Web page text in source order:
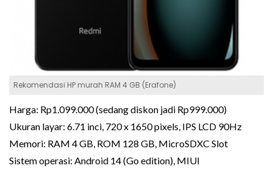
Rekomendasi HP murah RAM 4 GB (Erafone)
Harga: Rp1.099.000 (sedang diskon jadi Rp999.000)
Ukuran layar: 6.71 inci, 720 x 1650 pixels, IPS LCD 90Hz
Memori: RAM 4 GB, ROM 128 GB, MicroSDXC Slot
Sistem operasi: Android 14 (Go edition), MIUI